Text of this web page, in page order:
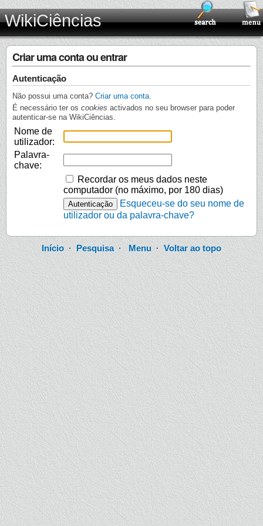
WikiCiências
Criar uma conta ou entrar
Autenticação
Não possui uma conta? Criar uma conta
É necessário ter os cookies activados no seu browser para poder
autenticar-se na WikiCiências.
Nome de
utilizador:
Palavra-
chave:
Recordar os meus dados neste
computador (no máximo, por 180 dias)
Esqueceu-se do seu nome de
utilizador ou da palavra-chave?
Início· Pesquisa·Menu ·Voltar ao topo